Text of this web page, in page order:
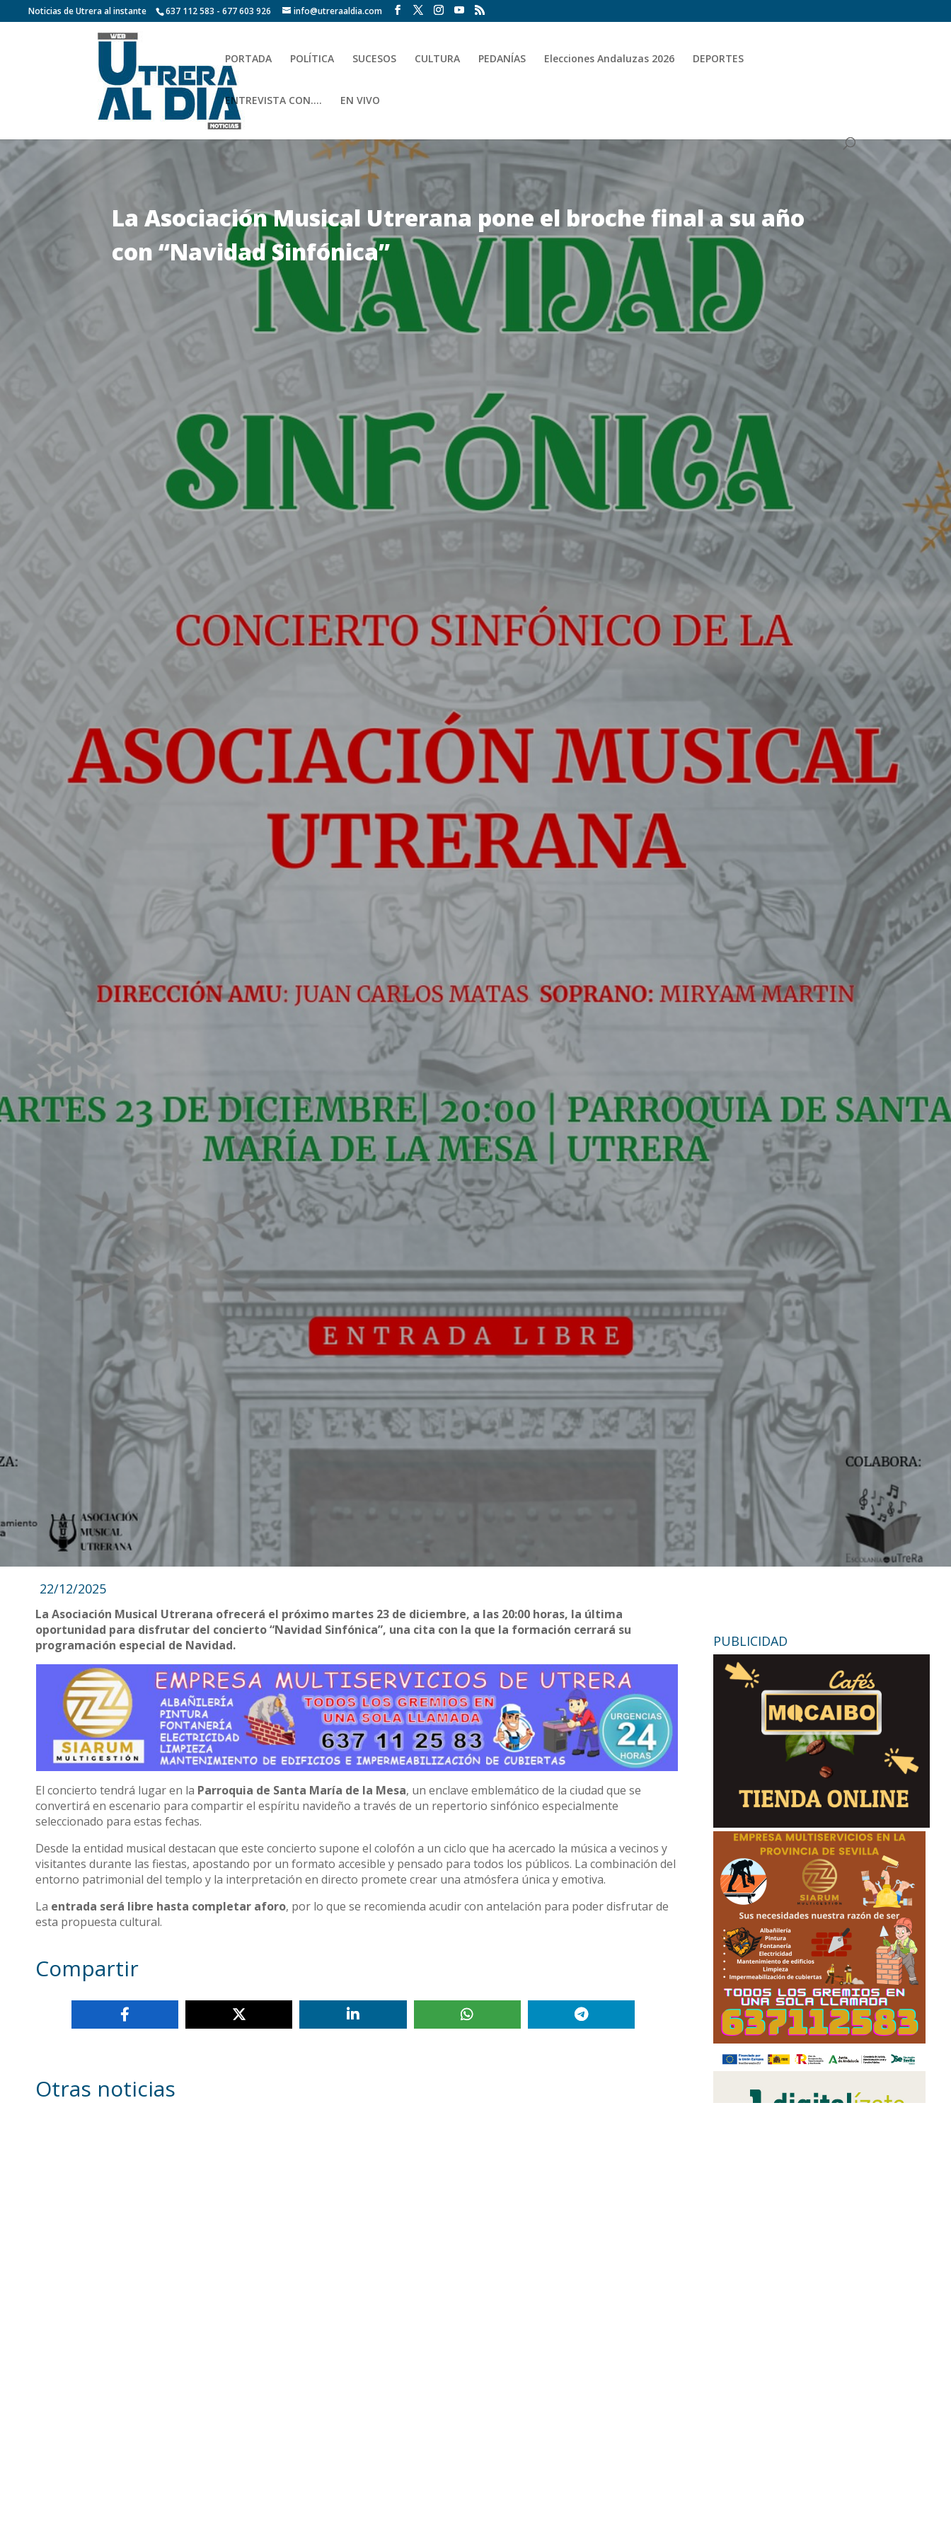
Noticias de Utrera al instante 637 112 583 - 677 603 926 info@utreraaldia.com
PORTADA POLÍTICA SUCESOS CULTURA PEDANÍAS Elecciones Andaluzas 2026 DEPORTES
ENTREVISTA CON…. EN VIVO
La Asociación Musical Utrerana pone el broche final a su año
con “Navidad Sinfónica”
22/12/2025
La Asociación Musical Utrerana ofrecerá el próximo martes 23 de diciembre, a las 20:00 horas, la última
oportunidad para disfrutar del concierto “Navidad Sinfónica”, una cita con la que la formación cerrará su
programación especial de Navidad.
El concierto tendrá lugar en la Parroquia de Santa María de la Mesa, un enclave emblemático de la ciudad que se
convertirá en escenario para compartir el espíritu navideño a través de un repertorio sinfónico especialmente
seleccionado para estas fechas.
Desde la entidad musical destacan que este concierto supone el colofón a un ciclo que ha acercado la música a vecinos y
visitantes durante las fiestas, apostando por un formato accesible y pensado para todos los públicos. La combinación del
entorno patrimonial del templo y la interpretación en directo promete crear una atmósfera única y emotiva.
La entrada será libre hasta completar aforo, por lo que se recomienda acudir con antelación para poder disfrutar de
esta propuesta cultural.
Compartir
Otras noticias
PUBLICIDAD